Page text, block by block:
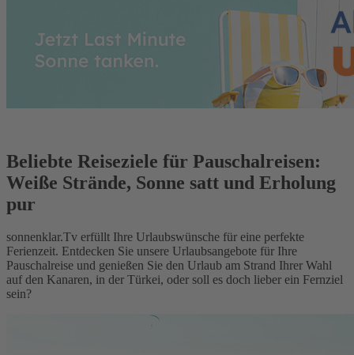
Beliebte Reiseziele für Pauschalreisen:
Weiße Strände, Sonne satt und Erholung
pur
sonnenklar.Tv erfüllt Ihre Urlaubswünsche für eine perfekte
Ferienzeit. Entdecken Sie unsere Urlaubsangebote für Ihre
Pauschalreise und genießen Sie den Urlaub am Strand Ihrer Wahl
auf den Kanaren, in der Türkei, oder soll es doch lieber ein Fernziel
sein?